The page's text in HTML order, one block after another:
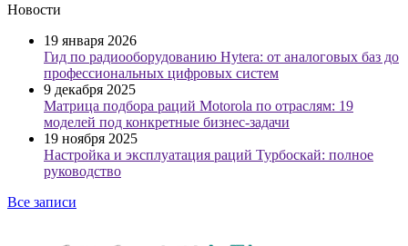
Новости
19 января 2026
Гид по радиооборудованию Hytera: от аналоговых баз до
профессиональных цифровых систем
9 декабря 2025
Матрица подбора раций Motorola по отраслям: 19
моделей под конкретные бизнес-задачи
19 ноября 2025
Настройка и эксплуатация раций Турбоскай: полное
руководство
Все записи